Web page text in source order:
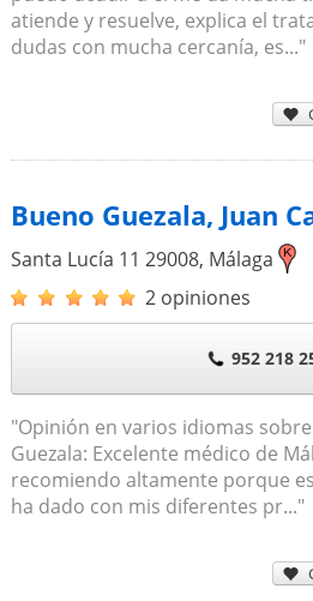
atiende y resuelve, explica el
dudas con mucha cercanía, es..."
Bueno Guezala, Juan
Santa Lucía 11 29008, Málaga
2 opiniones
952 218
"Opinión en varios idiomas sobre
Guezala: Excelente médico de
recomiendo altamente porque
ha dado con mis diferentes pr..."